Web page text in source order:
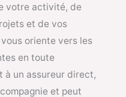
votre activité, de
et de vos
oriente vers les
en toute
à un assureur direct,
et peut